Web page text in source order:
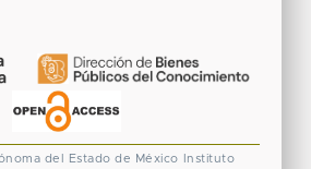
del Estado de México
Instituto